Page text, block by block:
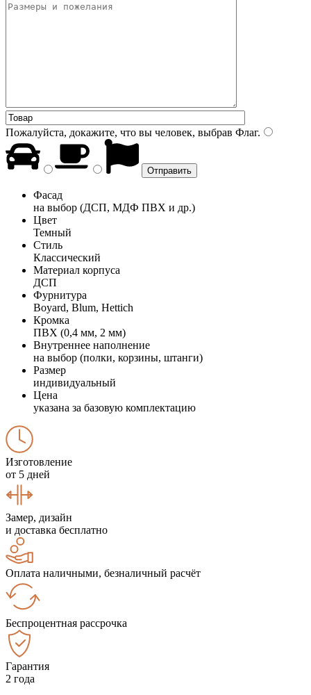
Пожалуйста, докажите, что вы человек, выбрав Флаг.
Фасад
на выбор (ДСП, МДФ ПВХ и др.)
Цвет
Темный
Стиль
Классический
Материал корпуса
ДСП
Фурнитура
Boyard, Blum, Hettich
Кромка
ПВХ (0,4 мм, 2 мм)
Внутреннее наполнение
на выбор (полки, корзины, штанги)
Размер
индивидуальный
Цена
указана за базовую комплектацию
Изготовление
от 5 дней
Замер, дизайн
и доставка бесплатно
Оплата наличными, безналичный расчёт
Беспроцентная рассрочка
Гарантия
2 года